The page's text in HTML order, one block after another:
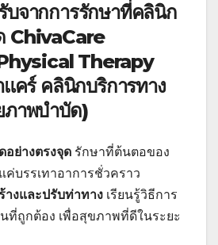
จากการรักษาที่คลินิก
ChivaCare
Therapy
แคร์ คลินิกบริการทาง
ภาพบำบัด)
อย่างตรงจุด รักษาที่ต้นตอของ
บรรเทาอาการชั่วคราว
างและปรับท่าทาง เรียนรู้วิธีการ
ที่ถูกต้อง เพื่อสุขภาพที่ดีในระยะ